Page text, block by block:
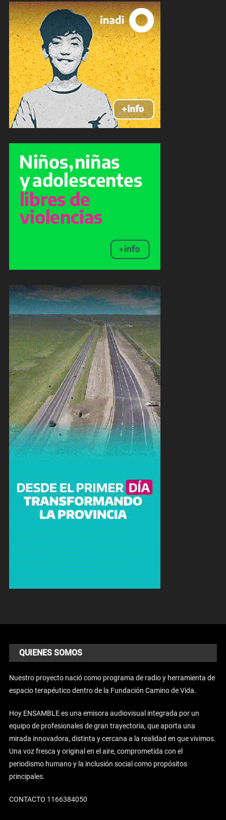
QUIENES SOMOS
Nuestro proyecto nació como programa de radio y herramienta de
espacio terapéutico dentro de la Fundación Camino de Vida.
Hoy ENSAMBLE es una emisora audiovisual integrada por un
equipo de profesionales de gran trayectoria, que aporta una
mirada innovadora, distinta y cercana a la realidad en que vivimos.
Una voz fresca y original en el aire, comprometida con el
periodismo humano y la inclusión social como propósitos
principales.
CONTACTO 1166384050